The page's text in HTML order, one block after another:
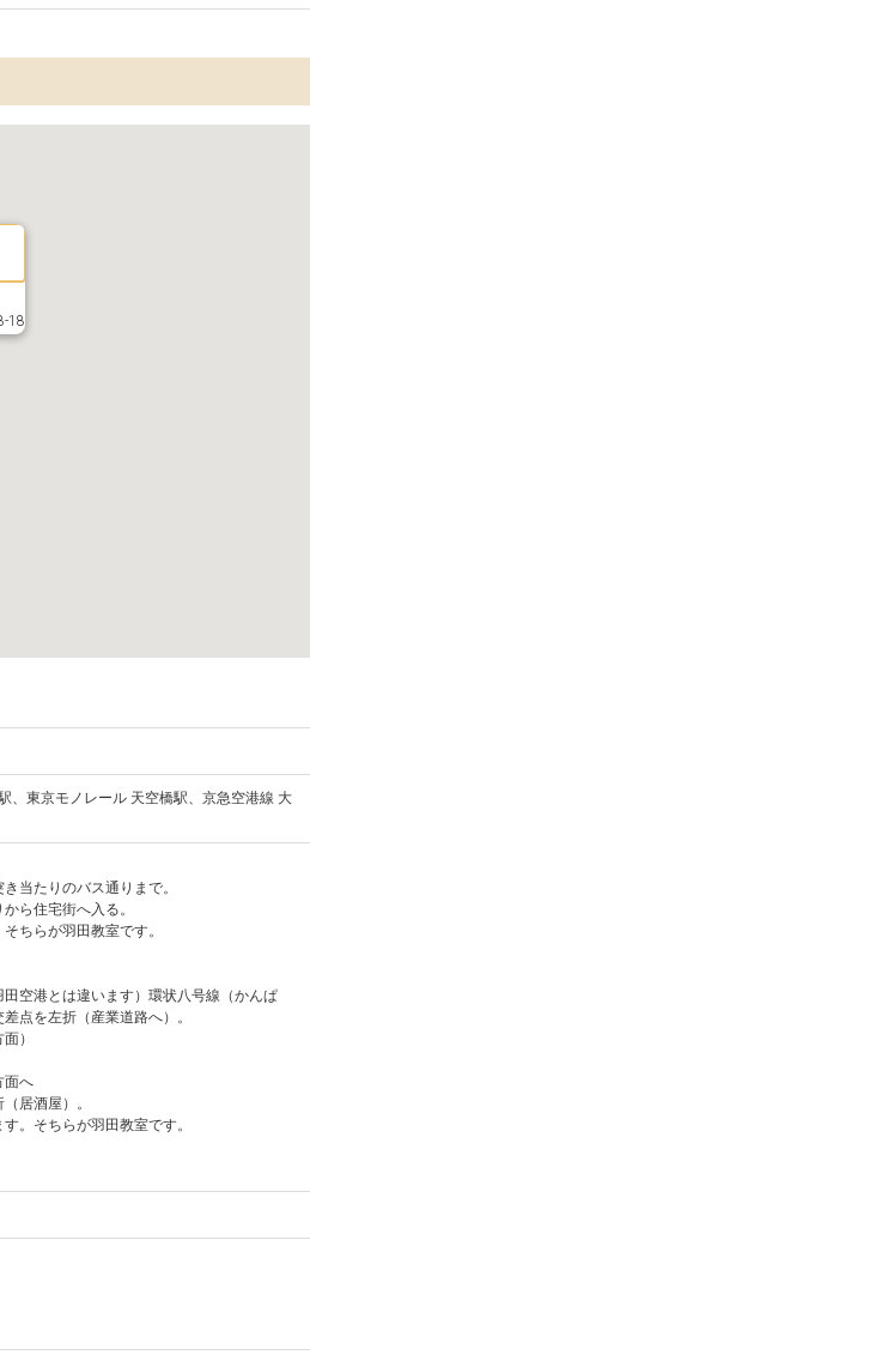
18
、東京モノレール 天空橋駅、京急空港線 大
当たりのバス通りまで。
ら住宅街へ入る。
ちらが羽田教室です。
空港とは違います）環状八号線（かんぱ
点を左折（産業道路へ）。
）
面へ
居酒屋）。
。そちらが羽田教室です。